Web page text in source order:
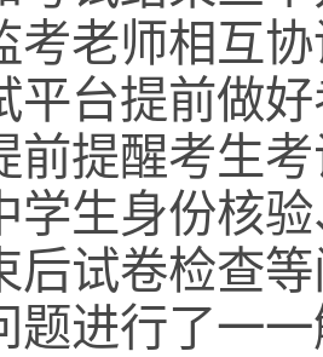
考老师相互
平台提前做
前提醒考生
学生身份核
后试卷检查
题进行了一